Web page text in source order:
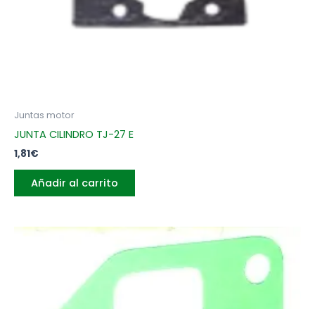
Juntas motor
JUNTA CILINDRO TJ-27 E
1,81€
Añadir al carrito